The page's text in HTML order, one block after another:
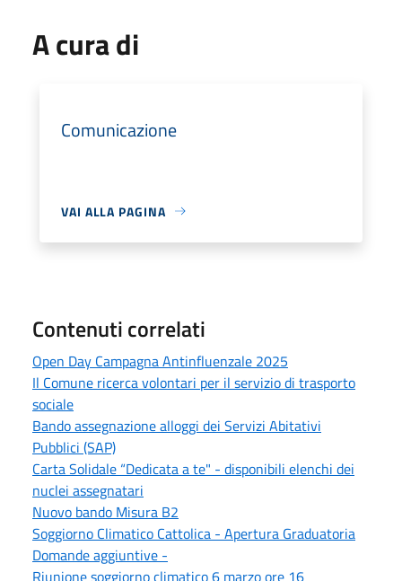
A cura di
Comunicazione
VAI ALLA PAGINA
Contenuti correlati
Open Day Campagna Antinfluenzale 2025
Il Comune ricerca volontari per il servizio di trasporto
sociale
Bando assegnazione alloggi dei Servizi Abitativi
Pubblici (SAP)
Carta Solidale “Dedicata a te" - disponibili elenchi dei
nuclei assegnatari
Nuovo bando Misura B2
Soggiorno Climatico Cattolica - Apertura Graduatoria
Domande aggiuntive -
Riunione soggiorno climatico 6 marzo ore 16